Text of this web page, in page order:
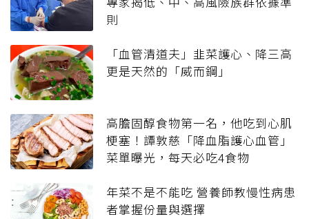
則
「血管清道夫」韭菜護心、降三高
更是天然的「威而鋼」
高膽固醇食物第一名，他吃到心肌
梗塞！譚敦慈「降血脂護心血管」
菜單曝光，每天必吃4食物
年菜不是不能吃 營養師教慢性病患
者掌握份量與選擇